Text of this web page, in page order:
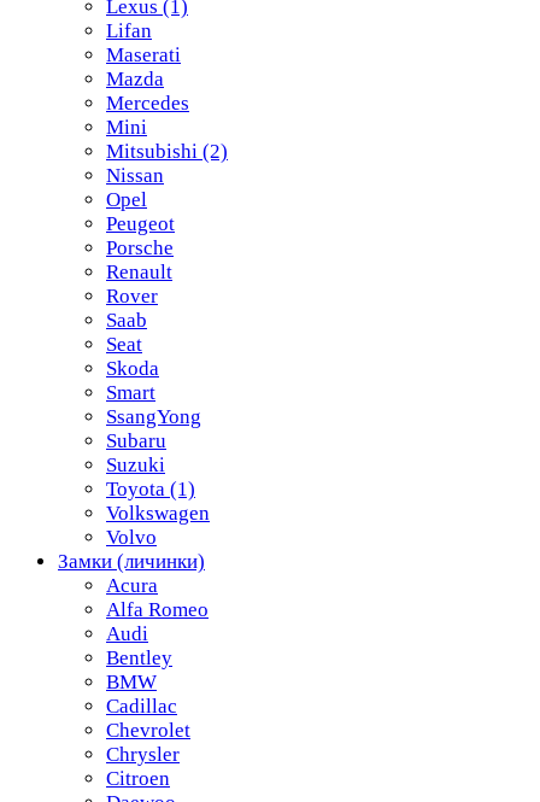
Lexus (1)
Lifan
Maserati
Mazda
Mercedes
Mini
Mitsubishi (2)
Nissan
Opel
Peugeot
Porsche
Renault
Rover
Saab
Seat
Skoda
Smart
SsangYong
Subaru
Suzuki
Toyota (1)
Volkswagen
Volvo
Замки (личинки)
Acura
Alfa Romeo
Audi
Bentley
BMW
Cadillac
Chevrolet
Chrysler
Citroen